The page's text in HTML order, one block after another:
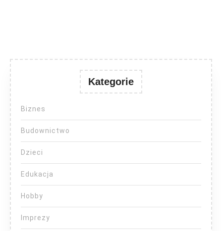
Kategorie
Biznes
Budownictwo
Dzieci
Edukacja
Hobby
Imprezy